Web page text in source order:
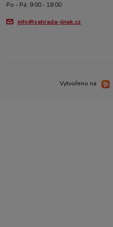
Po - Pá: 9:00 - 18:00
info@zahrada-jinak.cz
Vytvořeno na